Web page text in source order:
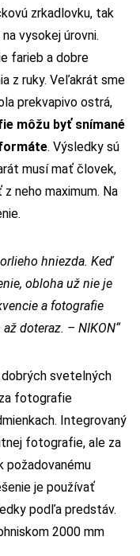
zrkadlovku, tak
vysokej úrovni.
farieb a dobre
z ruky. Veľakrát sme
prekvapivo ostrá,
môžu byť snímané
. Výsledky sú
musí mať človek,
neho maximum. Na
hniezda. Keď
obloha už nie je
a fotografie
doteraz. – NIKON“
dobrých svetelných
fotografie
Integrovaný
fotografie, ale za
je používať
podľa predstáv.
2000 mm